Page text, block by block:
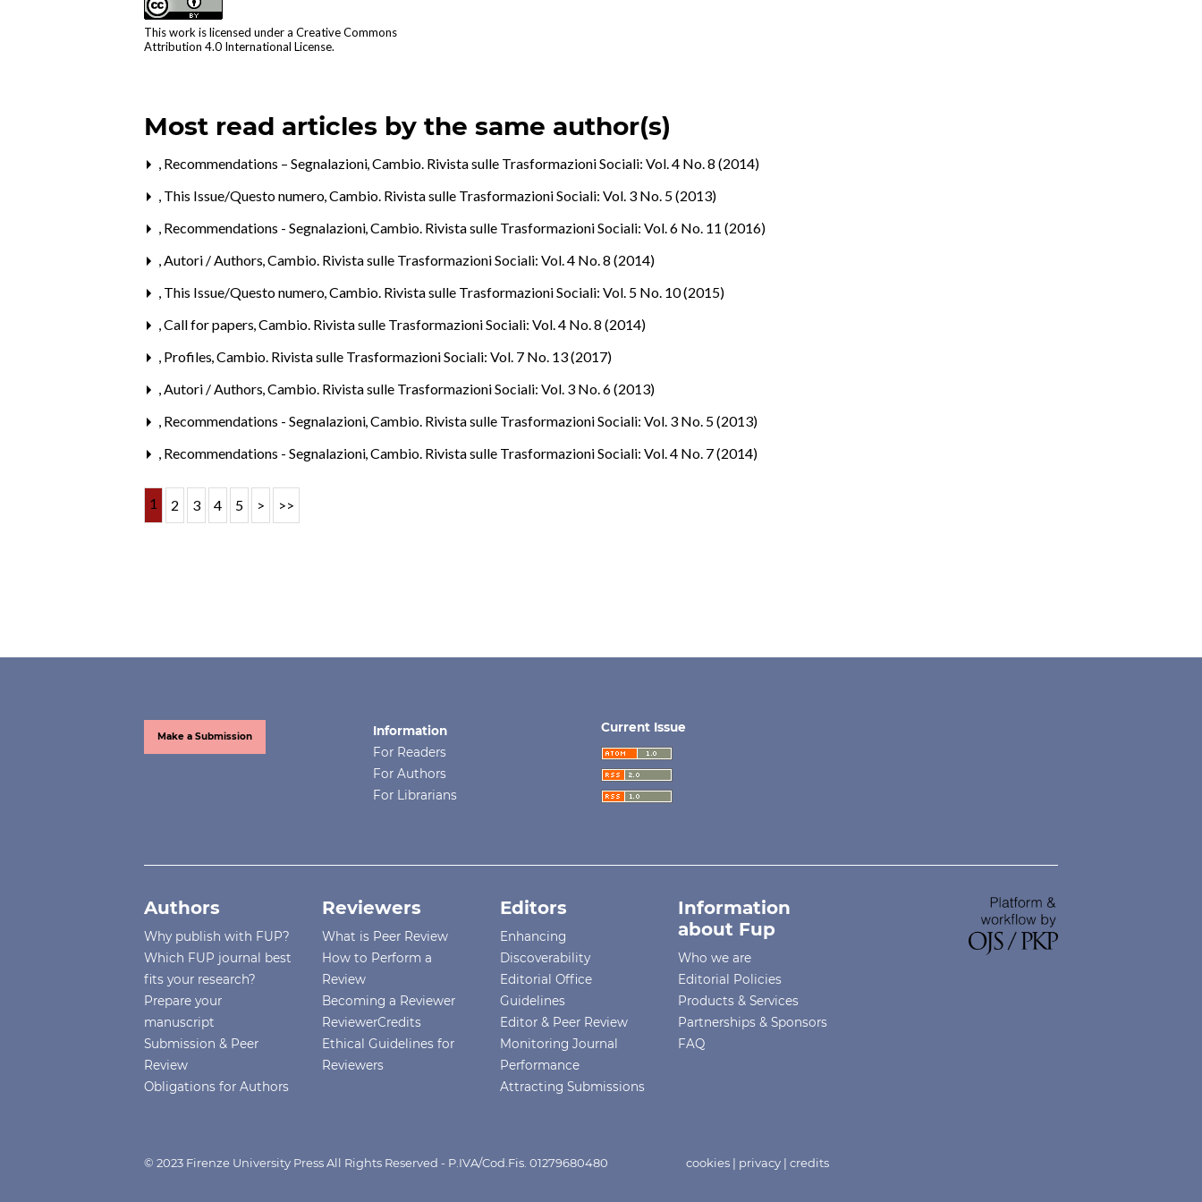
This work is licensed under aCreative Commons
Attribution 4.0 International License.
Most read articles by the same author(s)
, Recommendations – Segnalazioni,Cambio. Rivista sulle Trasformazioni Sociali: Vol. 4 No. 8 (2014)
, This Issue/Questo numero,Cambio. Rivista sulle Trasformazioni Sociali: Vol. 3 No. 5 (2013)
, Recommendations - Segnalazioni,Cambio. Rivista sulle Trasformazioni Sociali: Vol. 6 No. 11 (2016)
,Autori / Authors,Cambio. Rivista sulle Trasformazioni Sociali: Vol. 4 No. 8 (2014)
, This Issue/Questo numero,Cambio. Rivista sulle Trasformazioni Sociali: Vol. 5 No. 10 (2015)
,Call for papers,Cambio. Rivista sulle Trasformazioni Sociali: Vol. 4 No. 8 (2014)
, Profiles,Cambio. Rivista sulle Trasformazioni Sociali: Vol. 7 No. 13 (2017)
,Autori / Authors,Cambio. Rivista sulle Trasformazioni Sociali: Vol. 3 No. 6 (2013)
, Recommendations - Segnalazioni,Cambio. Rivista sulle Trasformazioni Sociali: Vol. 3 No. 5 (2013)
, Recommendations - Segnalazioni,Cambio. Rivista sulle Trasformazioni Sociali: Vol. 4 No. 7 (2014)
1 2 3 4 5 > >>
Make a Submission
Information
For Readers
For Authors
For Librarians
Current Issue
Authors
Why publish with FUP?
Which FUP journal best
fits your research?
Prepare your
manuscript
Submission & Peer
Review
Obligations for Authors
Reviewers
What is Peer Review
How to Perform a
Review
Becoming a Reviewer
ReviewerCredits
Ethical Guidelines for
Reviewers
Editors
Enhancing
Discoverability
Editorial Office
Guidelines
Editor & Peer Review
Monitoring Journal
Performance
Attracting Submissions
Information
about Fup
Who we are
Editorial Policies
Products & Services
Partnerships & Sponsors
FAQ
© 2023 Firenze University Press All Rights Reserved - P.IVA/Cod.Fis. 01279680480 cookies | privacy |credits